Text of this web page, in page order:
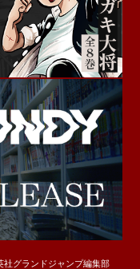
社グランドジャンプ編集部